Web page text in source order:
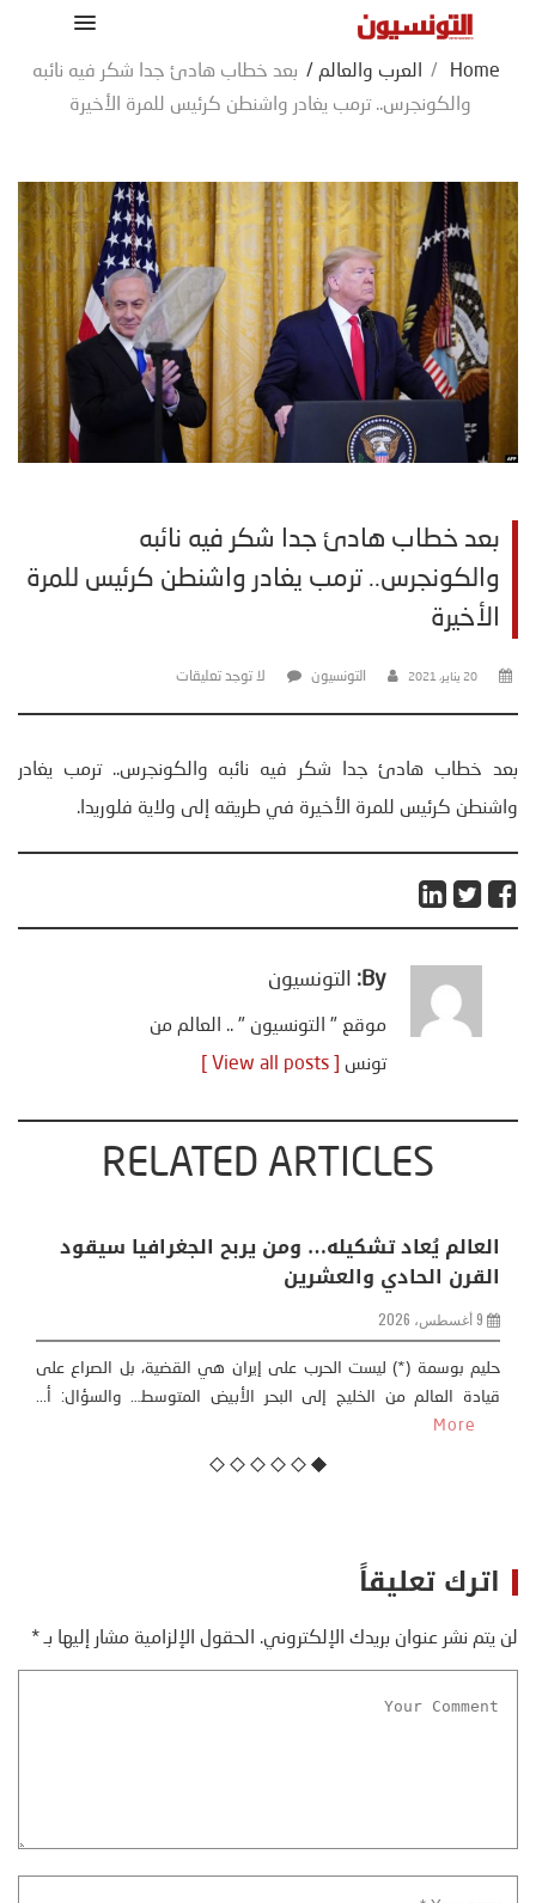
Home
/ العرب والعالم / بعد خطاب هادئ جدا شكر فيه نائبه
والكونجرس.. ترمب يغادر واشنطن كرئيس للمرة الأخيرة
بعد خطاب هادئ جدا شكر فيه نائبه
والكونجرس.. ترمب يغادر واشنطن كرئيس للمرة
الأخيرة
20 يناير، 2021 التونسيون لا توجد تعليقات
بعد خطاب هادئ جدا شكر فيه نائبه والكونجرس.. ترمب يغادر
واشنطن كرئيس للمرة الأخيرة في طريقه إلى ولاية فلوريدا.
By: التونسيون
موقع " التونسيون " .. العالم من
تونس
RELATED ARTICLES
العالم يُعاد تشكيله… ومن يربح
القرن الحادي والعشرين
حليم بوسمة (*) ليست الحرب على إيران
قيادة العالم من الخليج إلى البحر
إلى كييف .. أوروبا
لآلاف المغاربة نحو مدينة
على أمل الوصول إلى...
اترك تعليقاً
لن يتم نشر عنوان بريدك الإلكتروني. الحقول الإلزامية مشار إليها بـ*